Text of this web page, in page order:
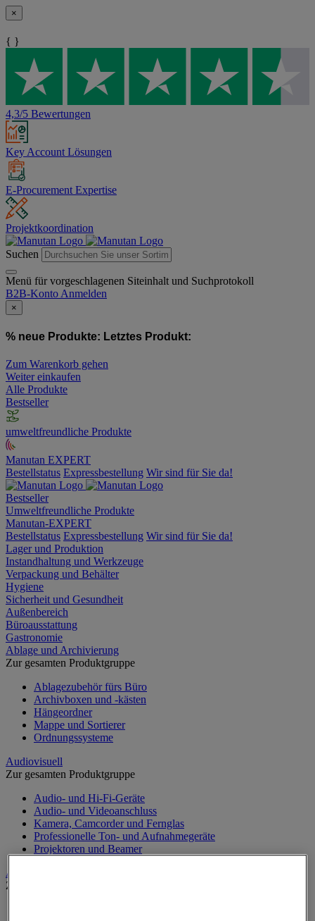
×
{ }
4,3/5 Bewertungen
Key Account Lösungen
E-Procurement Expertise
Projektkoordination
Suchen
Menü für vorgeschlagenen Siteinhalt und Suchprotokoll
B2B-Konto Anmelden
×
% neue Produkte: Letztes Produkt:
Zum Warenkorb gehen
Weiter einkaufen
Alle Produkte
Bestseller
umweltfreundliche Produkte
Manutan EXPERT
Bestellstatus Expressbestellung Wir sind für Sie da!
Bestseller
Umweltfreundliche Produkte
Manutan-EXPERT
Bestellstatus Expressbestellung Wir sind für Sie da!
Lager und Produktion
Instandhaltung und Werkzeuge
Verpackung und Behälter
Hygiene
Sicherheit und Gesundheit
Außenbereich
Büroausstattung
Gastronomie
Ablage und Archivierung
Zur gesamten Produktgruppe
Ablagezubehör fürs Büro
Archivboxen und -kästen
Hängeordner
Mappe und Sortierer
Ordnungssysteme
Audiovisuell
Zur gesamten Produktgruppe
Audio- und Hi-Fi-Geräte
Audio- und Videoanschluss
Kamera, Camcorder und Fernglas
Professionelle Ton- und Aufnahmegeräte
Projektoren und Beamer
Aufsteller
Zur gesamten Produktgruppe